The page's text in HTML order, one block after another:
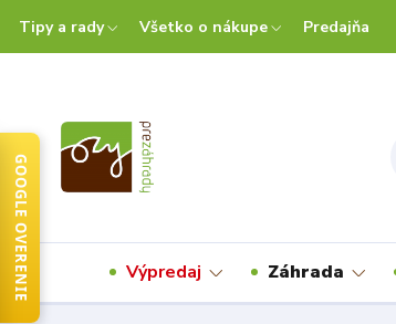
Tipy a rady Všetko o nákupe Predajňa
Výpredaj Záhrada
GOOGLE OVERENIE